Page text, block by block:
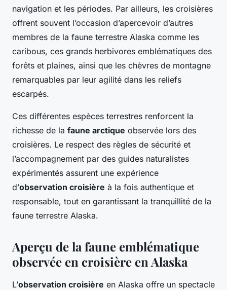
navigation et les périodes. Par ailleurs, les croisières
offrent souvent l’occasion d’apercevoir d’autres
membres de la faune terrestre Alaska comme les
caribous, ces grands herbivores emblématiques des
forêts et plaines, ainsi que les chèvres de montagne
remarquables par leur agilité dans les reliefs
escarpés.
Ces différentes espèces terrestres renforcent la
richesse de la faune arctique observée lors des
croisières. Le respect des règles de sécurité et
l’accompagnement par des guides naturalistes
expérimentés assurent une expérience
d’observation croisière à la fois authentique et
responsable, tout en garantissant la tranquillité de la
faune terrestre Alaska.
Aperçu de la faune emblématique
observée en croisière en Alaska
L’observation croisière en Alaska offre un spectacle